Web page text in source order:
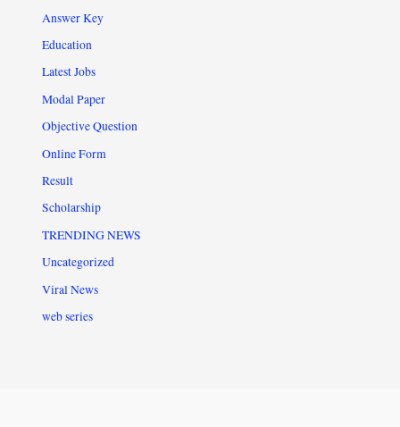
Answer Key
Education
Latest Jobs
Modal Paper
Objective Question
Online Form
Result
Scholarship
TRENDING NEWS
Uncategorized
Viral News
web series